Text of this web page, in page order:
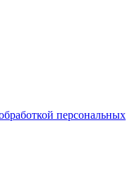
персональных